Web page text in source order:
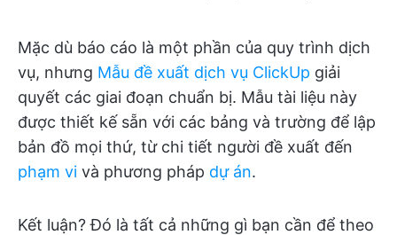
Mặc dù báo cáo là một phần của quy trình dịch
vụ, nhưng Mẫu đề xuất dịch vụ ClickUp giải
quyết các giai đoạn chuẩn bị. Mẫu tài liệu này
được thiết kế sẵn với các bảng và trường để lập
bản đồ mọi thứ, từ chi tiết người đề xuất đến
phạm vi và phương pháp dự án.
Kết luận? Đó là tất cả những gì bạn cần để theo